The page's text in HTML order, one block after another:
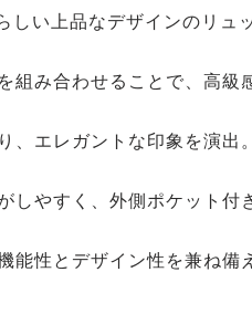
い上品なデザインのリュ
み合わせることで、高級
、エレガントな印象を演出。
やすく、外側ポケット付
性とデザイン性を兼ね備